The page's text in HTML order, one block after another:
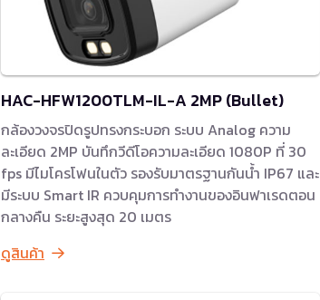
HAC-HFW1200TLM-IL-A 2MP (Bullet)
กล้องวงจรปิดรูปทรงกระบอก ระบบ Analog ความ
ละเอียด 2MP บันทึกวีดีโอความละเอียด 1080P ที่ 30
fps มีไมโครโฟนในตัว รองรับมาตรฐานกันน้ำ IP67 และ
มีระบบ Smart IR ควบคุมการทำงานของอินฟาเรดตอน
กลางคืน ระยะสูงสุด 20 เมตร
ดูสินค้า